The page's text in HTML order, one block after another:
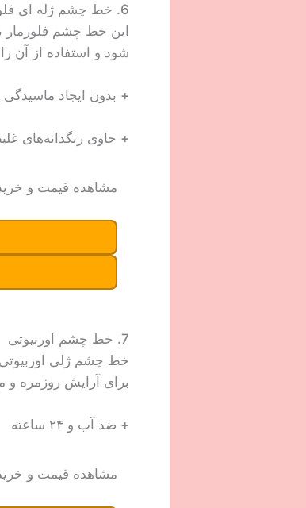
6. خط چشم ژله ای فلورمار
این خط چشم فلورمار
شود و استفاده از آن
+ بدون ایجاد
+ حاوی رنگدانه‌های
مشاهده قیمت و
7. خط چشم اوربیوتی
خط چشم ژلی
برای آرایش روزمره و
+ ضد آب و ۲۴ ساعته
مشاهده قیمت و